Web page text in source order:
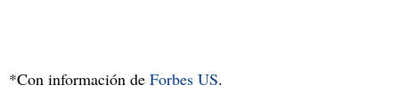
*Con información de Forbes US.